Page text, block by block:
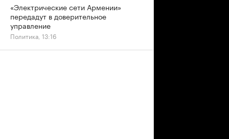
«Электрические сети Армении»
передадут в доверительное
управление
Политика, 13:16